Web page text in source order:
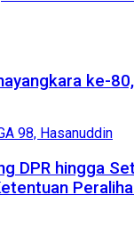
ke-
DPR hingga